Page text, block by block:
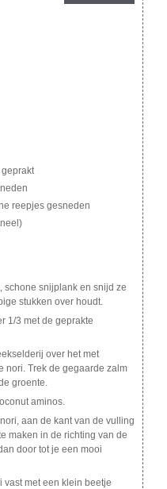
reepjes gesneden
schone snijplank en snijd ze
stukken over houdt.
1/3 met de geprakte
over het met
nori. Trek de gegaarde zalm
groente.
aminos.
aan de kant van de vulling
maken in de richting van de
door tot je een mooi
vast met een klein beetje